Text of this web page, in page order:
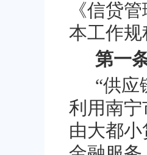
《信贷
本工作规
第一
“供应
利用南
由大都